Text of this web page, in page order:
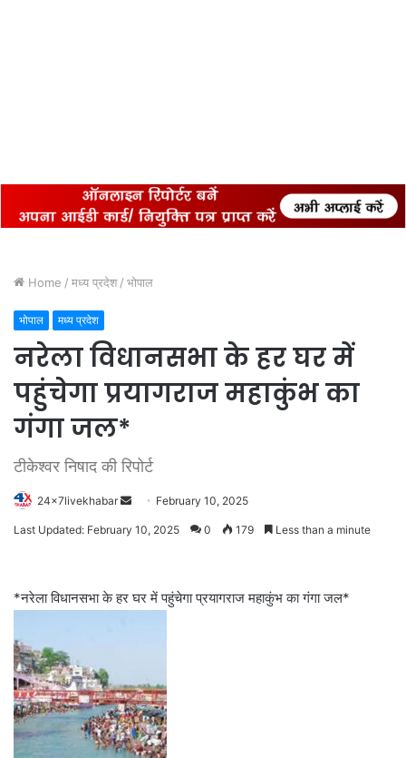
Home / मध्य प्रदेश / भोपाल
भोपाल मध्य प्रदेश
नरेला विधानसभा के हर घर में
पहुंचेगा प्रयागराज महाकुंभ का
गंगा जल*
टीकेश्वर निषाद की रिपोर्ट
24x7livekhabar
Send February 10, 2025
Last Updated: February 10, 2025 0 179 Less than a minute
*नरेला विधानसभा के हर घर में पहुंचेगा प्रयागराज महाकुंभ का गंगा जल*